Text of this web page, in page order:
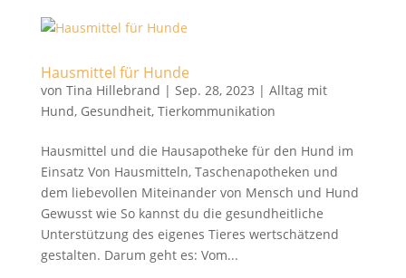
Hausmittel für Hunde
von Tina Hillebrand | Sep. 28, 2023 | Alltag mit
Hund, Gesundheit, Tierkommunikation
Hausmittel und die Hausapotheke für den Hund im
Einsatz Von Hausmitteln, Taschenapotheken und
dem liebevollen Miteinander von Mensch und Hund
Gewusst wie So kannst du die gesundheitliche
Unterstützung des eigenes Tieres wertschätzend
gestalten. Darum geht es: Vom...